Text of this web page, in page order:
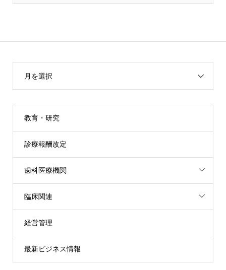
月を選択
教育・研究
診療報酬改定
歯科医療機関
臨床関連
経営管理
最新ビジネス情報